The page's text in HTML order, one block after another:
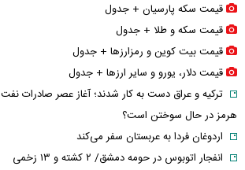
قیمت سکه پارسیان + جدول
قیمت سکه و طلا + جدول
قیمت بیت کوین و رمزارز‌ها + جدول
قیمت دلار، یورو و سایر ارز‌ها + جدول
ترکیه و عراق دست به کار شدند؛ آغاز عصر صادرات
هرمز در حال سوختن است؟
اردوغان فردا به عربستان سفر می‌کند
انفجار اتوبوس در حومه دمشق/ ۲ کشته و ۱۳ زخمی